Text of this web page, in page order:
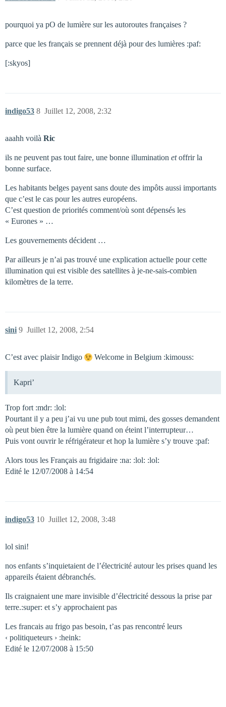
pourquoi ya pO de lumière sur les autoroutes françaises ?
parce que les français se prennent déjà pour des lumières :paf:
[:skyos]
indigo53 Juillet 12, 2008, 2:32
8
aaahh voilà Ric
ils ne peuvent pas tout faire, une bonne illumination etoffrir la
bonne surface.
Les habitants belges payent sans doute des impôts aussi importants
que c’est le cas pour les autres européens.
C’est question de priorités comment/où sont dépensés les
« Eurones » …
Les gouvernements décident …
Par ailleurs je n’ai pas trouvé une explication actuelle pour cette
illumination qui est visible des satellites à je-ne-sais-combien
kilomètres de la terre.
sini Juillet 12, 2008, 2:54
9
C’est avec plaisir Indigo Welcome in Belgium :kimouss:
Kapri’
Trop fort :mdr: :lol:
Pourtant il y a peu j’ai vu une pub tout mimi, des gosses demandent
où peut bien être la lumière quand on éteint l’interrupteur…
Puis vont ouvrir le réfrigérateur et hop la lumière s’y trouve :paf:
Alors tous les Français au frigidaire :na: :lol: :lol:
Edité le 12/07/2008 à 14:54
indigo53 Juillet 12, 2008, 3:48
10
lol sini!
nos enfants s’inquietaient de l’électricité autour les prises quand les
appareils étaient débranchés.
Ils craignaient une mare invisible d’électricité dessous la prise par
terre.:super: et s’y approchaient pas
Les francais au frigo pas besoin, t’as pas rencontré leurs
‹ politiqueteurs › :heink:
Edité le 12/07/2008 à 15:50